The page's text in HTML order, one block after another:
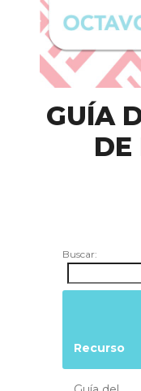
GUÍA
DE
Buscar:
Recurso